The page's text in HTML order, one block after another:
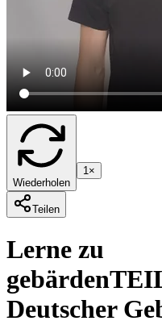
Wiederholen
1×
Teilen
Lerne zu
gebärden
Deutscher